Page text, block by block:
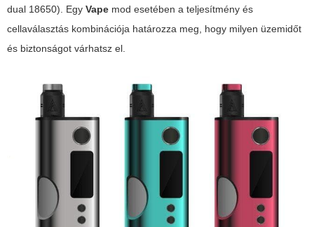
dual 18650). Egy Vape mod esetében a teljesítmény és
cellaválasztás kombinációja határozza meg, hogy milyen üzemidőt
és biztonságot várhatsz el.